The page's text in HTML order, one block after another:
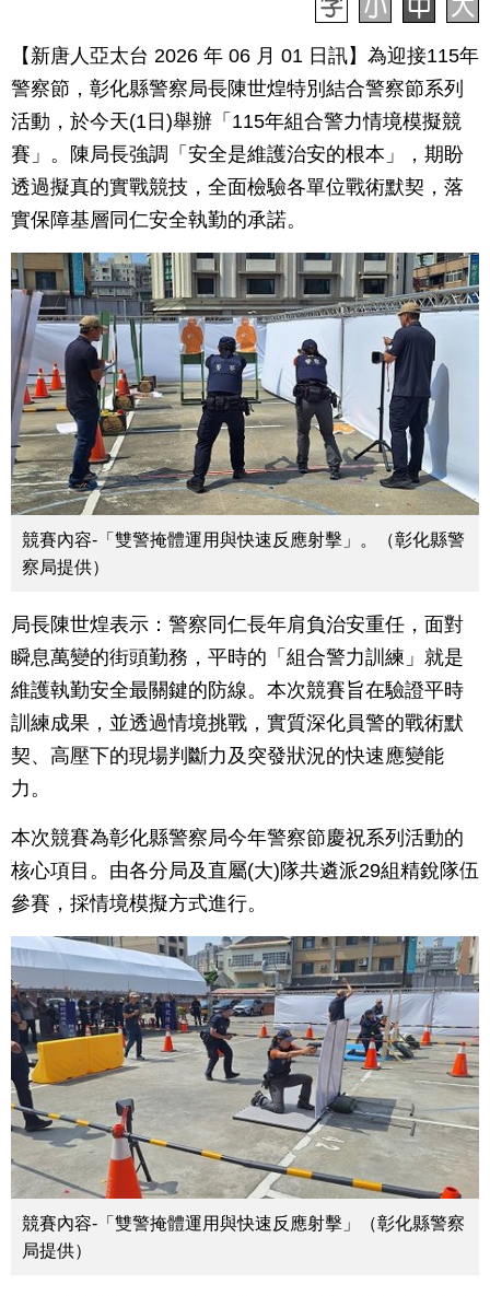
【新唐人亞太台 2026 年 06 月 01 日訊】為迎接115年
警察節，彰化縣警察局長陳世煌特別結合警察節系列
活動，於今天(1日)舉辦「115年組合警力情境模擬競
賽」。陳局長強調「安全是維護治安的根本」，期盼
透過擬真的實戰競技，全面檢驗各單位戰術默契，落
實保障基層同仁安全執勤的承諾。
競賽內容-「雙警掩體運用與快速反應射擊」。（彰化縣警
察局提供）
局長陳世煌表示：警察同仁長年肩負治安重任，面對
瞬息萬變的街頭勤務，平時的「組合警力訓練」就是
維護執勤安全最關鍵的防線。本次競賽旨在驗證平時
訓練成果，並透過情境挑戰，實質深化員警的戰術默
契、高壓下的現場判斷力及突發狀況的快速應變能
力。
本次競賽為彰化縣警察局今年警察節慶祝系列活動的
核心項目。由各分局及直屬(大)隊共遴派29組精銳隊伍
參賽，採情境模擬方式進行。
競賽內容-「雙警掩體運用與快速反應射擊」（彰化縣警察
局提供）